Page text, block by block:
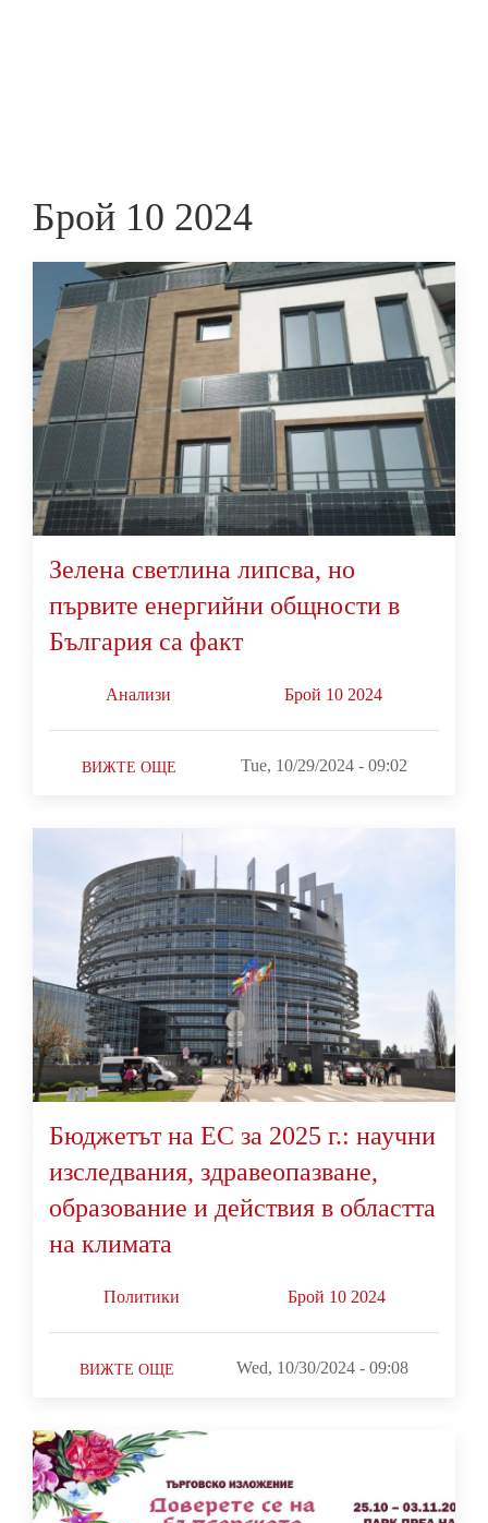
Брой 10 2024
Зелена светлина липсва, но
първите енергийни общности в
България са факт
Анализи Брой 10 2024
ВИЖТЕ ОЩЕ Tue, 10/29/2024 - 09:02
Бюджетът на ЕС за 2025 г.: научни
изследвания, здравеопазване,
образование и действия в областта
на климата
Политики Брой 10 2024
ВИЖТЕ ОЩЕ Wed, 10/30/2024 - 09:08